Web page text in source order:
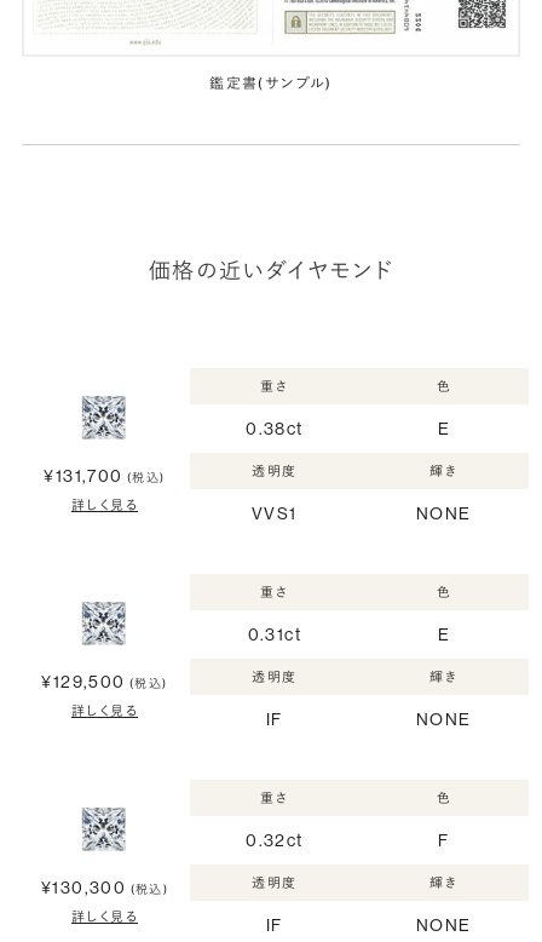
鑑定書(サンプル)
価格の近いダイヤモンド
¥131,700 (税込)
詳しく見る
重さ
0.38ct
色
E
透明度
VVS1
輝き
NONE
¥129,500 (税込)
詳しく見る
重さ
0.31ct
色
E
透明度
IF
輝き
NONE
¥130,300 (税込)
詳しく見る
重さ
0.32ct
色
F
透明度
IF
輝き
NONE